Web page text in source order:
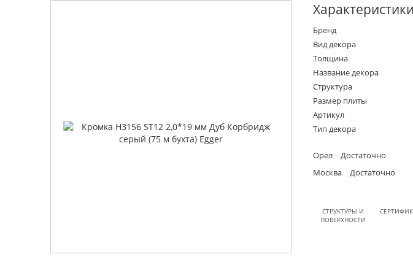
Характеристики
Бренд
Вид декора
Толщина
Название декора
Структура
Размер плиты
Артикул
Тип декора
Орел
Достаточно
Москва
Достаточно
СТРУКТУРЫ И
ПОВЕРХНОСТИ